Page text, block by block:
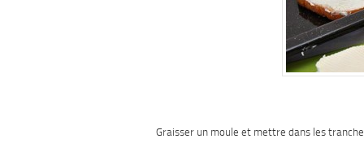
Graisser un moule et mettre dans les